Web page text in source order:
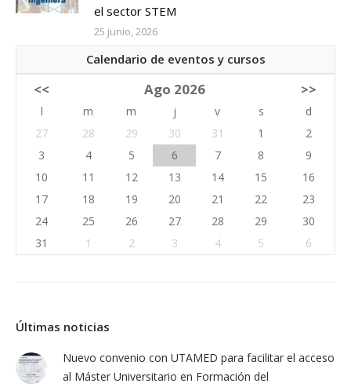
el sector STEM
25 junio, 2026
Calendario de eventos y cursos
<< Ago 2026 >>
l m m j v s
d
27
28 29 30 31 1
2
3
4 5 6 7 8
9
10
11 12 13 14 15
16
17
18 19 20 21 22
23
24
25 26 27 28 29
30
31
1 2 3 4 5 6
Últimas noticias
Nuevo convenio con UTAMED para facilitar el acceso
al Máster Universitario en Formación del